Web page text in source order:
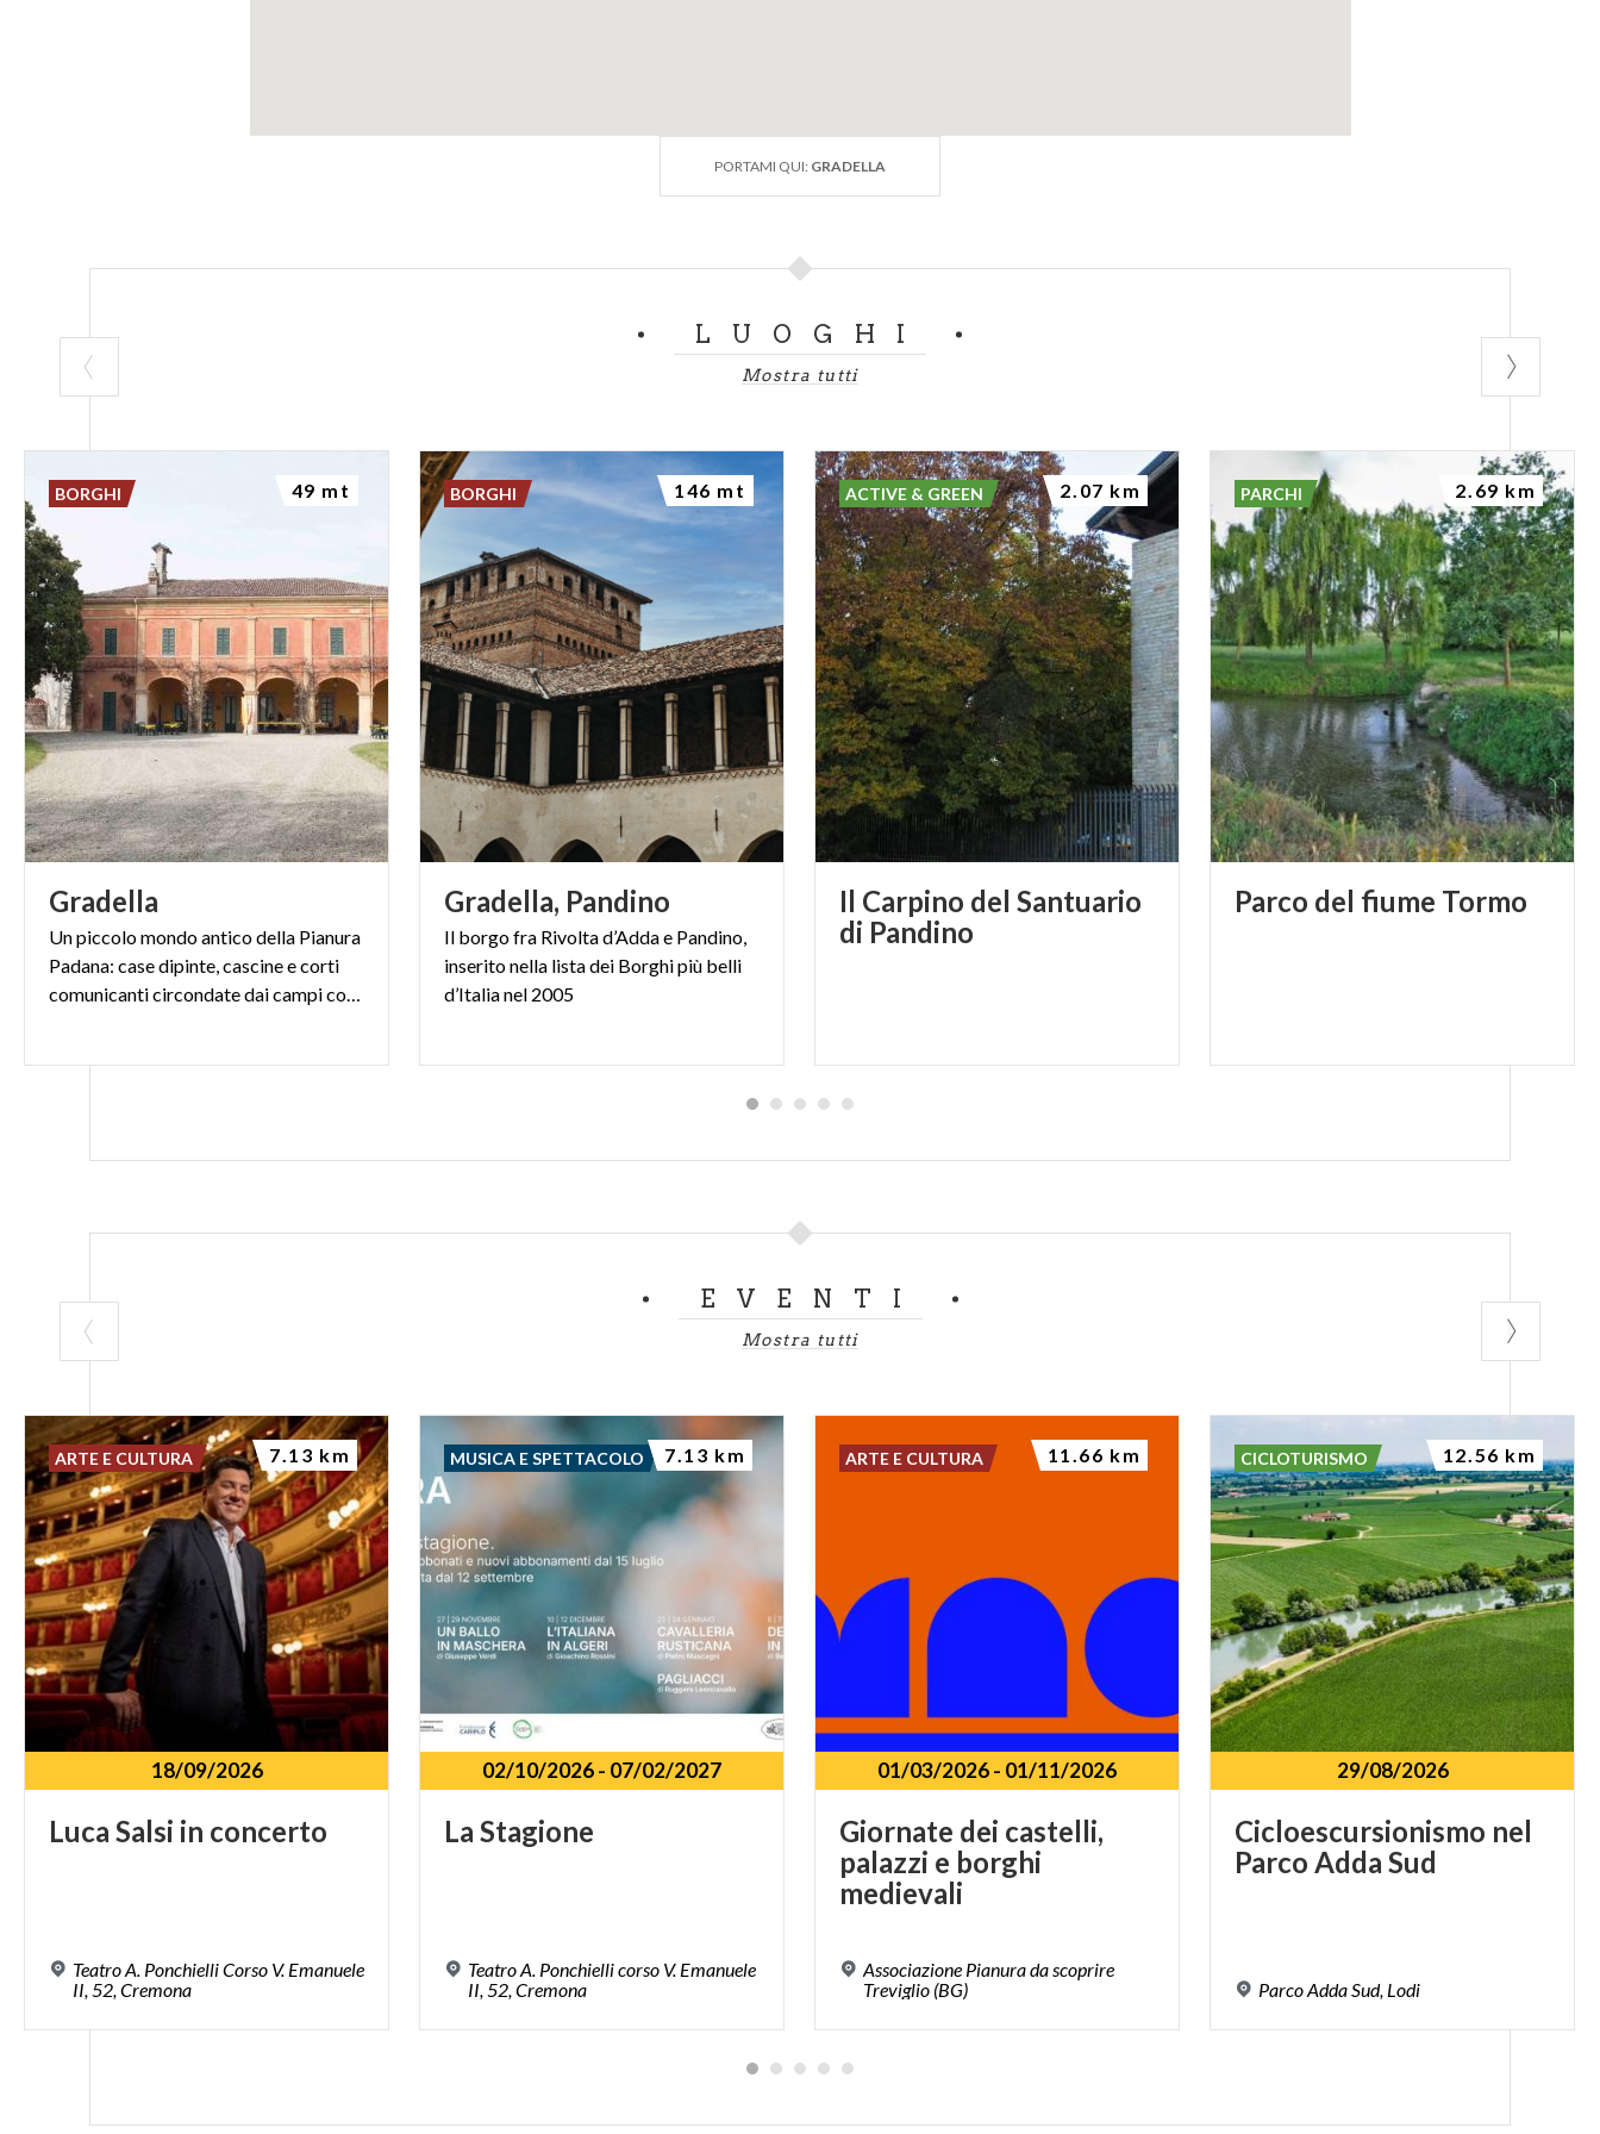
PORTAMI QUI: GRADELLA
LUOGHI
Mostra tutti
Gradella
Un piccolo mondo antico della Pianura
Padana: case dipinte, cascine e corti
comunicanti circondate dai campi coltivati, questa è Gradella
BORGHI 49 mt
Gradella, Pandino
Il borgo fra Rivolta d’Adda e Pandino,
inserito nella lista dei Borghi più belli
d’Italia nel 2005
BORGHI 146 mt
Il Carpino del Santuario
di Pandino
ACTIVE & GREEN 2.07 km
Parco del fiume Tormo
PARCHI 2.69 km
EVENTI
Mostra tutti
18/09/2026
Luca Salsi in concerto
Teatro A. Ponchielli Corso V. Emanuele
II, 52, Cremona
ARTE E CULTURA 7.13 km
02/10/2026- 07/02/2027
La Stagione
Teatro A. Ponchielli corso V. Emanuele
II, 52, Cremona
MUSICA E SPETTACOLO 7.13 km
01/03/2026- 01/11/2026
Giornate dei castelli,
palazzi e borghi
medievali
Associazione Pianura da scoprire
Treviglio (BG)
ARTE E CULTURA 11.66 km
29/08/2026
Cicloescursionismo nel
Parco Adda Sud
ParcoAddaSud, Lodi
CICLOTURISMO 12.56 km